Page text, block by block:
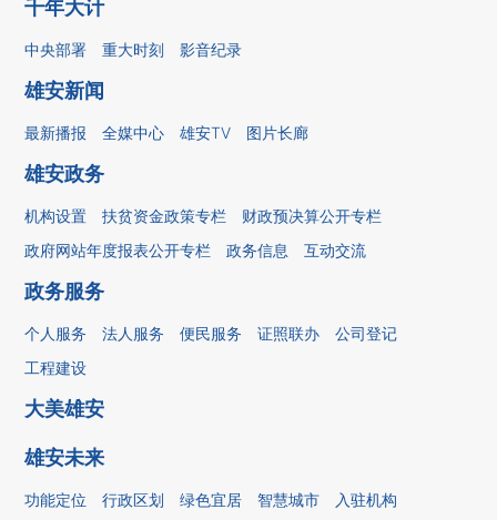
千年大计
中央部署 重大时刻 影音纪录
雄安新闻
最新播报 全媒中心 雄安TV 图片长廊
雄安政务
机构设置 扶贫资金政策专栏
财政预决算公开专栏
政府网站年度报表公开专栏
政务信息 互动交流
政务服务
个人服务 法人服务 便民服务 证照联办
公司登记
工程建设
大美雄安
雄安未来
功能定位 行政区划 绿色宜居 智慧城市 入驻机构